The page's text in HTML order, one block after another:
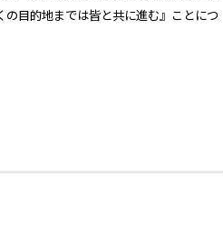
目的地までは皆と共に進む』ことにつ